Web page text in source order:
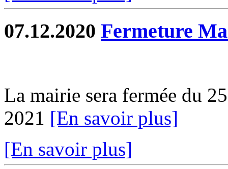
07.12.2020 Fermeture
La mairie sera fermée du
2021 [En savoir plus]
[En savoir plus]